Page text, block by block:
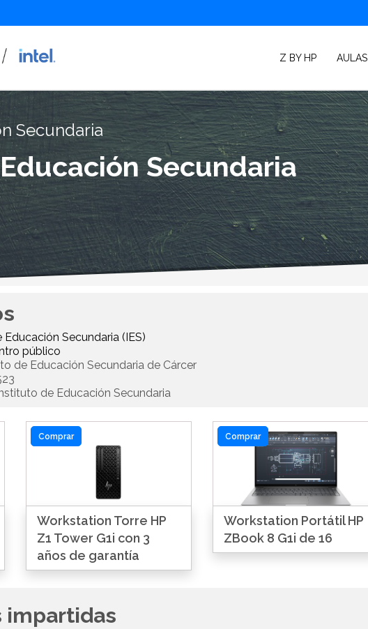
Z BY HP AULAS
Secundaria
Secundaria
Secundaria (IES)
público
de Educación Secundaria de Cárcer
de Educación Secundaria
Comprar
Workstation Torre HP
Z1 Tower G1i con 3
años de garantía
Comprar
Workstation Portátil HP
ZBook 8 G1i de 16